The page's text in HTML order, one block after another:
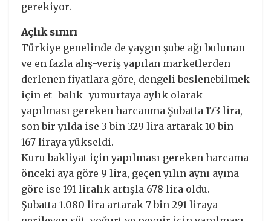
gerekiyor.
Açlık sınırı
Türkiye genelinde de yaygın şube ağı bulunan
ve en fazla alış-veriş yapılan marketlerden
derlenen fiyatlara göre, dengeli beslenebilmek
için et- balık- yumurtaya aylık olarak
yapılması gereken harcanma Şubatta 173 lira,
son bir yılda ise 3 bin 329 lira artarak 10 bin
167 liraya yükseldi.
Kuru bakliyat için yapılması gereken harcama
önceki aya göre 9 lira, geçen yılın aynı ayına
göre ise 191 liralık artışla 678 lira oldu.
Şubatta 1.080 lira artarak 7 bin 291 liraya